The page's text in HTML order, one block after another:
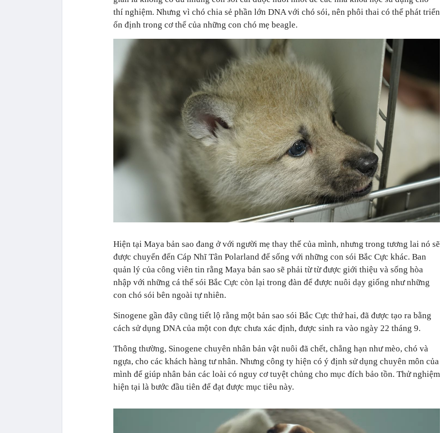
thí nghiệm. Nhưng vì chó chia sẻ phần lớn DNA với chó sói, nên phôi thai có thể phát triển
ổn định trong cơ thể của những con chó mẹ beagle.
Hiện tại Maya bản sao đang ở với người mẹ thay thế của mình, nhưng trong tương lai nó sẽ
được chuyển đến Cáp Nhĩ Tân Polarland để sống với những con sói Bắc Cực khác. Ban
quản lý của công viên tin rằng Maya bản sao sẽ phải từ từ được giới thiệu và sống hòa
nhập với những cá thể sói Bắc Cực còn lại trong đàn để được nuôi dạy giống như những
con chó sói bên ngoài tự nhiên.
Sinogene gần đây cũng tiết lộ rằng một bản sao sói Bắc Cực thứ hai, đã được tạo ra bằng
cách sử dụng DNA của một con đực chưa xác định, được sinh ra vào ngày 22 tháng 9.
Thông thường, Sinogene chuyên nhân bản vật nuôi đã chết, chẳng hạn như mèo, chó và
ngựa, cho các khách hàng tư nhân. Nhưng công ty hiện có ý định sử dụng chuyên môn của
mình để giúp nhân bản các loài có nguy cơ tuyệt chủng cho mục đích bảo tồn. Thử nghiệm
hiện tại là bước đầu tiên để đạt được mục tiêu này.